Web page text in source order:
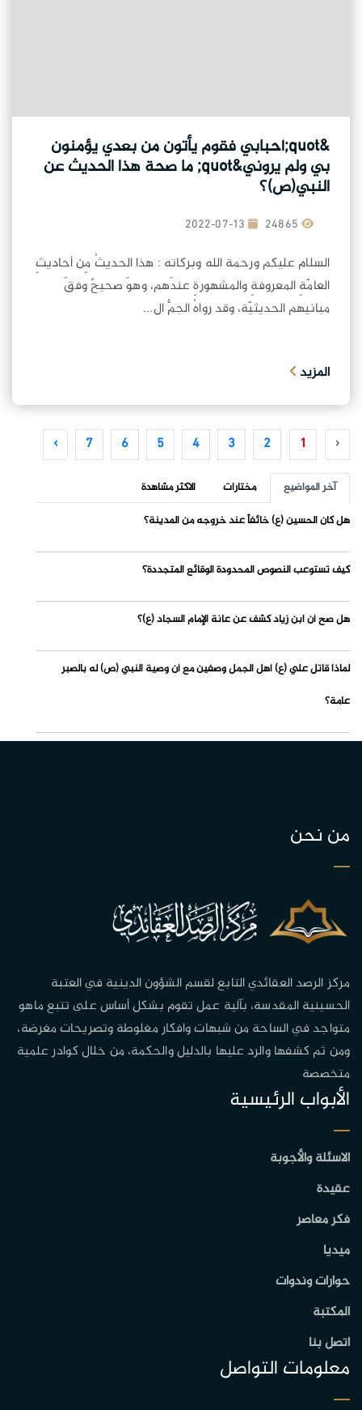
&quot;أحبابي فقوم يأتون من بعدي يؤمنون
بي ولم يروني&quot; ما صحة هذا الحديث عن
النبي(ص)؟
2022-07-13
السلام عليكم ورحمة الله وبركاته : هذا الحديثُ مِن أحاديثِ
العامّةِ المعروفةِ والمشهورةِ عندَهم، وهوَ صحيحٌ وفقَ
مبانيهم الحديثيّة، وقد رواهُ الجمُّ ال...
المزيد
‹
1
2
3
4
5
6
7
›
آخر المواضيع مختارات
الاكثر مشاهدة
هل كان الحسين (ع) خائفاً عند خروجه من المدينة؟
كيف تستوعب النصوص المحدودة الوقائع المتجددة؟
هل صح أن ابن زياد كشف عن عانة الإمام السجاد (ع)؟
لماذا قاتل علي (ع) أهل الجمل وصفين مع أن وصية النبي (ص) له بالصبر
عامة؟
من نحن
مركز الرصد العقائدي التابع لقسم الشؤون الدينية في العتبة
الحسينية المقدسة، بآلية عمل تقوم بشكل أساس على تتبع ماهو
متواجد في الساحة من شبهات وافكار مغلوطة وتصريحات مغرضة،
ومن ثم كشفها والرد عليها بالدليل والحكمة، من خلال كوادر علمية
متخصصة
الأبواب الرئيسية
الاسئلة والأجوبة
عقيدة
فكر معاصر
ميديا
حوارات وندوات
المكتبة
اتصل بنا
معلومات التواصل